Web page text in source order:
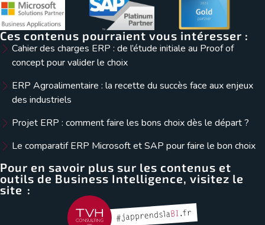
Ces contenus pourraient vous intéresser :
Cahier des charges ERP : de l’étude initiale au Proof of
concept pour valider le choix
ERP Agroalimentaire : la recette du succès face aux enjeux
des industriels
Projet ERP : comment faire les bons choix dès le départ ?
Le comparatif ERP Microsoft et SAP pour faire le bon choix
Pour en savoir plus sur les contenus et
outils de Business Intelligence, visitez le
site :